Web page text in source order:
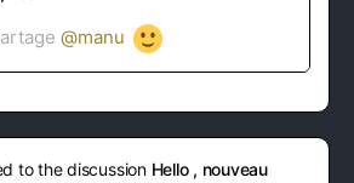
@manu
to the discussion Hello , nouveau